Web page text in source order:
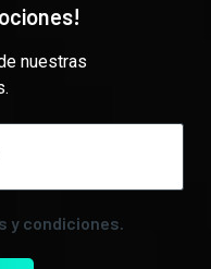
nuestras
y condiciones.